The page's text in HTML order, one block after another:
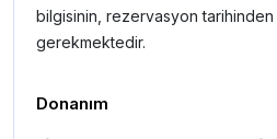
bilgisinin, rezervasyon
gerekmektedir.
Donanım